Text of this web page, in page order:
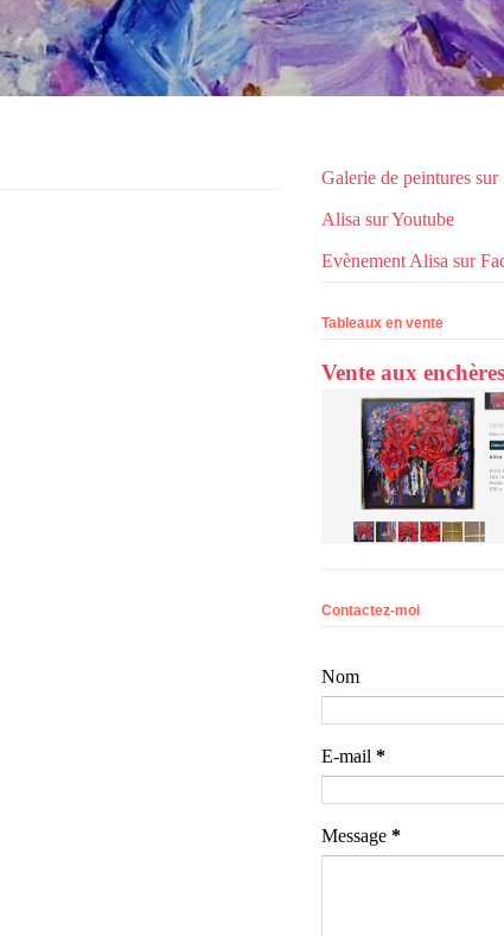
Galerie de peintures sur
Alisa sur Youtube
Evènement Alisa sur
Tableaux en vente
Vente aux
Contactez-moi
Nom
E-mail *
Message *